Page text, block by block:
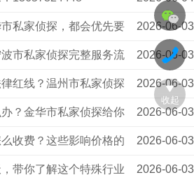
2026-06-03
私家侦探，都会优先要
了13080502255 2026-06-03
市私家侦探完整服务流
2026-06-03
红线？温州市私家侦探
2026-06-03
？金华市私家侦探给你
2026-06-03
收费？这些影响价格的
2026-06-03
带你了解这个特殊行业
收起